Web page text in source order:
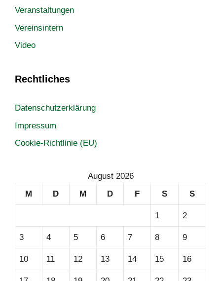
Veranstaltungen
Vereinsintern
Video
Rechtliches
Datenschutzerklärung
Impressum
Cookie-Richtlinie (EU)
August 2026
M
D M D F S S
1 2
3 4 5 6 7 8 9
10 11 12 13 14 15 16